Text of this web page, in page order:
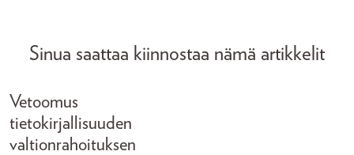
Sinua saattaa kiinnostaa nämä artikkelit
Vetoomus
tietokirjallisuuden
valtionrahoituksen